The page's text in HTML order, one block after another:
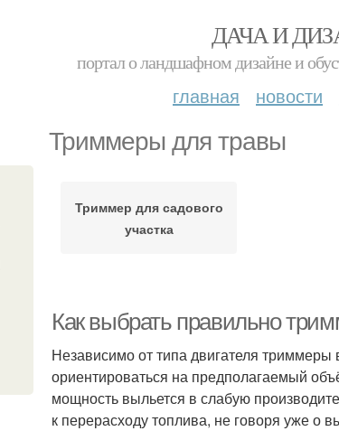
ДАЧА И
портал о ландшафном дизайне и
главная новости
Триммеры для травы
Триммер для садового
участка
Как выбрать правильно
Независимо от типа двигателя
ориентироваться на предполагаемый
мощность выльется в слабую
к перерасходу топлива, не говоря уже о